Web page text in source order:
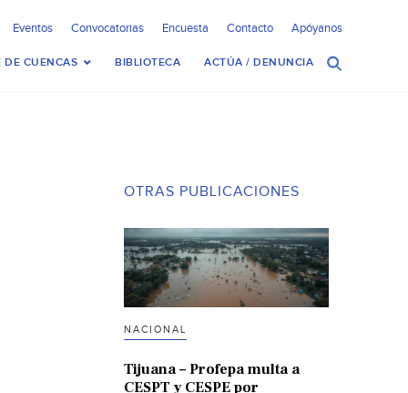
Eventos Convocatorias Encuesta Contacto Apóyanos
DE CUENCAS BIBLIOTECA ACTÚA / DENUNCIA
OTRAS PUBLICACIONES
NACIONAL
Tijuana – Profepa multa a
CESPT y CESPE por